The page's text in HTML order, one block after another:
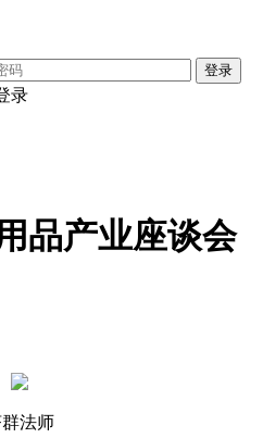
登录
录
品产业座谈会
法师